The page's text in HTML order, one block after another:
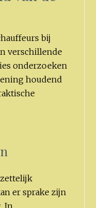
bij
verschillende
onderzoeken
houdend
er sprake zijn
In